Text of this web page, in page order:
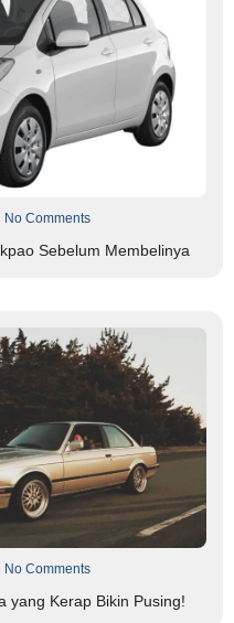
No Comments
Sebelum Membelinya
No Comments
yang Kerap Bikin Pusing!